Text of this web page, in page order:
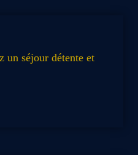
un séjour détente et